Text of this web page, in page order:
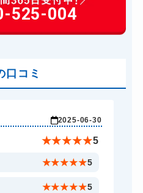
3,300円～(税込)
18,700円～(税込)
8,250円～(税込)
5,500円～(税込)
11,000円～(税込)
11,000円～(税込)
525-004
口コミ
2025-06-30
★★★★★5
★★★★★5
★★★★★5